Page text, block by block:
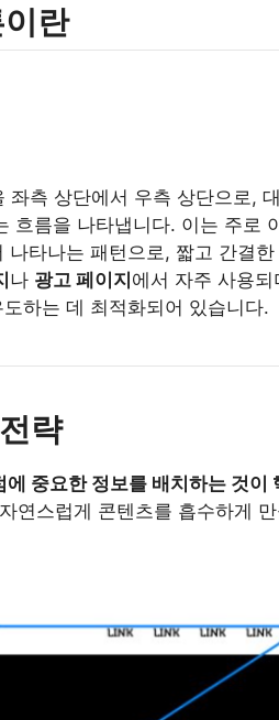
란
측 상단에서 우측 상단으로,
흐름을 나타냅니다. 이는 주로
타나는 패턴으로, 짧고 간결한
나 광고 페이지에서 자주 사용
하는 데 최적화되어 있습니다.
략
에 중요한 정보를 배치하는 것이
연스럽게 콘텐츠를 흡수하게